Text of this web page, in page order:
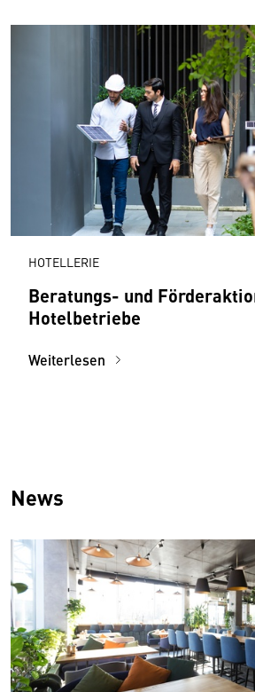
HOTELLERIE
Beratungs- und
Hotelbetriebe
Weiterlesen
News